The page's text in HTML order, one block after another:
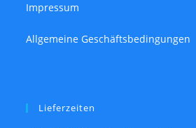
Impressum
Allgemeine Geschäftsbedingungen
Lieferzeiten